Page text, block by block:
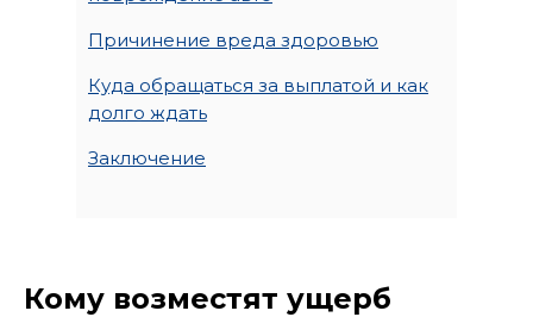
Причинение вреда здоровью
Куда обращаться за выплатой и как
долго ждать
Заключение
Кому возместят ущерб